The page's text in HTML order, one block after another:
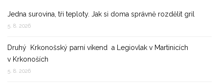
Jedna surovina, tři teploty. Jak si doma správně rozdělit gril
5. 8. 2026
Druhý Krkonošský parní víkend a Legiovlak v Martinicích
v Krkonoších
5. 8. 2026